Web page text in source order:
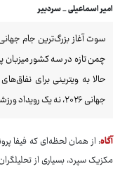
امیر اسماعیلی _ سردبیر
سوت آغاز بزرگ‌ترین جام
چمن تازه در سه کشور میزبان
حالا به ویترینی برای
جهانی ۲۰۲۶، نه یک رویداد ورزشی، که یک بیانیه سیاسی است.
آگاه: از همان لحظه‌ای که فیفا
مکزیک سپرد، بسیاری از